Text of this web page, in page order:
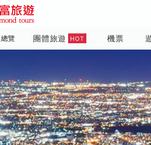
覽 團體旅遊 HOT 機票